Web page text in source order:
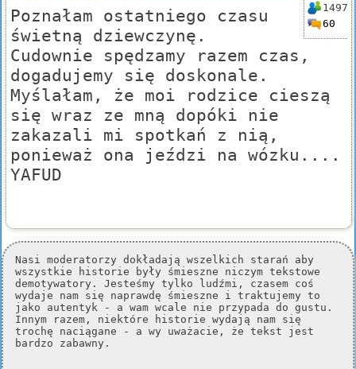
1497
60
Poznałam ostatniego czasu
świetną dziewczynę.
Cudownie spędzamy razem czas,
dogadujemy się doskonale.
Myślałam, że moi rodzice cieszą
się wraz ze mną dopóki nie
zakazali mi spotkań z nią,
ponieważ ona jeździ na wózku....
YAFUD
Nasi moderatorzy dokładają wszelkich starań aby
wszystkie historie były śmieszne niczym tekstowe
demotywatory. Jesteśmy tylko ludźmi, czasem coś
wydaje nam się naprawdę śmieszne i traktujemy to
jako autentyk - a wam wcale nie przypada do gustu.
Innym razem, niektóre historie wydają nam się
trochę naciągane - a wy uważacie, że tekst jest
bardzo zabawny.